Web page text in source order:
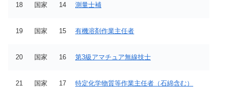
18 国家 14 測量士補
19 国家 15 有機溶剤作業主任者
20 国家 16 第3級アマチュア無線技士
21 国家 17 特定化学物質等作業主任者（石綿含む）